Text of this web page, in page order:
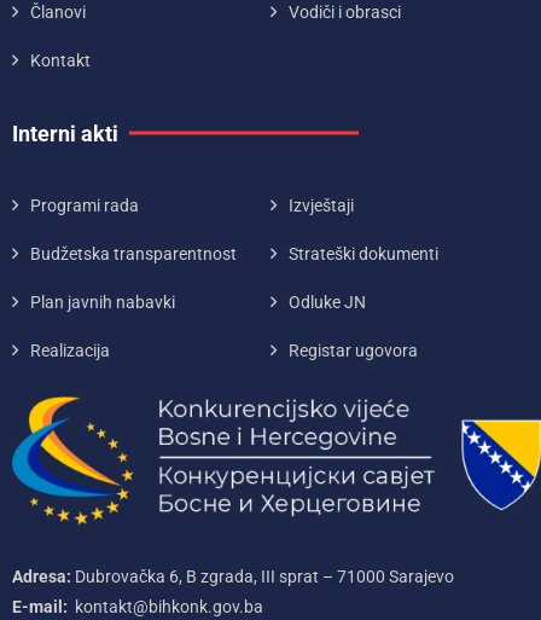
Članovi Vodiči i obrasci
Kontakt
Interni akti
Programi rada Izvještaji
Budžetska transparentnost Strateški dokumenti
Plan javnih nabavki Odluke JN
Realizacija Registar ugovora
Adresa: Dubrovačka 6, B zgrada, III sprat – 71000‌ Sarajevo
E-mail: kontakt@bihkonk.gov.ba